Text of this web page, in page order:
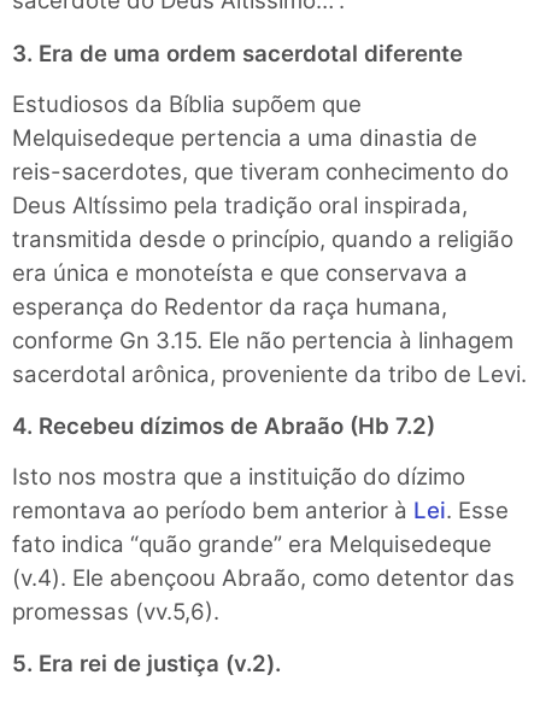
3. Era de uma ordem sacerdotal diferente
Estudiosos da Bíblia supõem que
Melquisedeque pertencia a uma dinastia de
reis-sacerdotes, que tiveram conhecimento do
Deus Altíssimo pela tradição oral inspirada,
transmitida desde o princípio, quando a religião
era única e monoteísta e que conservava a
esperança do Redentor da raça humana,
conforme Gn 3.15. Ele não pertencia à linhagem
sacerdotal arônica, proveniente da tribo de Levi.
4. Recebeu dízimos de Abraão (Hb 7.2)
Isto nos mostra que a instituição do dízimo
remontava ao período bem anterior à Lei. Esse
fato indica “quão grande” era Melquisedeque
(v.4). Ele abençoou Abraão, como detentor das
promessas (vv.5,6).
5. Era rei de justiça (v.2).